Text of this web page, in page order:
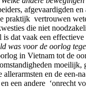
afgevaardigden en
praktijk vertrouwen
die niet
dat vaak een
was voor de oorlog
in Vietnam tot de
moeilijk,
en de een-
een andere ‘onrecht